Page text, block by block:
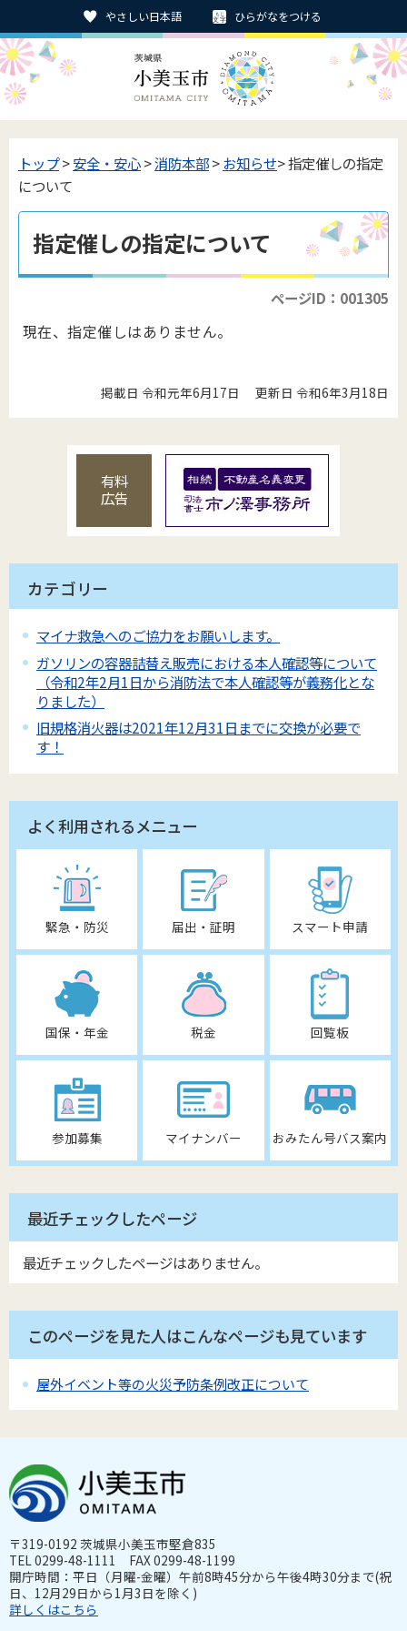
やさしい日本語 ひらがなをつける
トップ>安全・安心>消防本部>お知らせ> 指定催しの指定
について
指定催しの指定について
ページID：001305
現在、指定催しはありません。
掲載日 令和元年6月17日 更新日 令和6年3月18日
有料
広告
カテゴリー
マイナ救急へのご協力をお願いします。
ガソリンの容器詰替え販売における本人確認等について
（令和2年2月1日から消防法で本人確認等が義務化とな
りました）
旧規格消火器は2021年12月31日までに交換が必要で
す！
よく利用されるメニュー
緊急・防災 届出・証明 スマート申請
国保・年金 税金 回覧板
参加募集 マイナンバー おみたん号バス案内
最近チェックしたページ
最近チェックしたページはありません。
このページを見た人はこんなページも見ています
屋外イベント等の火災予防条例改正について
〒319-0192 茨城県小美玉市堅倉835
TEL 0299-48-1111 FAX 0299-48-1199
開庁時間：平日（月曜-金曜）午前8時45分から午後4時30分まで(祝
日、12月29日から1月3日を除く)
詳しくはこちら